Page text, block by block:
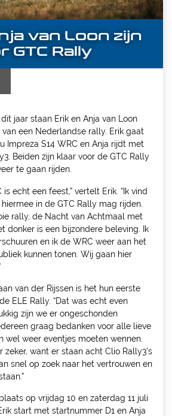
van Loon zijn
GTC Rally
jaar staan Erik en Anja van Loon
een Nederlandse rally. Erik gaat
Impreza S14 WRC en Anja rijdt met
Beiden zijn klaar voor de GTC Rally
te gaan rijden.
echt een feest,” vertelt Erik. “Ik vind
in de GTC Rally mag rijden.
rally, de Nacht van Achtmaal met
donker is een bijzondere beleving. Ik
en ik de WRC weer aan het
kunnen tonen. Wij gaan hier
van der Rijssen is het hun eerste
ELE Rally. “Dat was echt even
zijn we er ongeschonden
graag bedanken voor alle lieve
wel weer eventjes moeten wennen.
zeker, want er staan acht Clio Rally3’s
snel op zoek naar het vertrouwen en
op vrijdag 10 en zaterdag 11 juli
start met startnummer D1 en Anja